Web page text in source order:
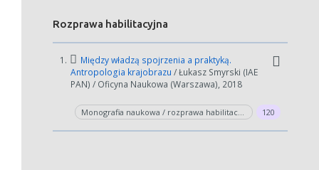
Rozprawa habilitacyjna
1.
Między władzą spojrzenia a praktyką.
Antropologia krajobrazu / Łukasz Smyrski (IAE
PAN) / Oficyna Naukowa (Warszawa), 2018
Monografia naukowa / rozprawa habilitacyjna 120